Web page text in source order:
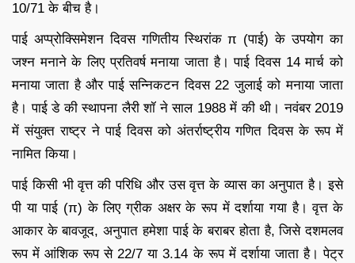
10/71 के बीच है।
पाई अप्प्रोक्सिमेशन दिवस गणितीय स्थिरांक π (पाई) के उपयोग का
जश्न मनाने के लिए प्रतिवर्ष मनाया जाता है। पाई दिवस 14 मार्च को
मनाया जाता है और पाई सन्निकटन दिवस 22 जुलाई को मनाया जाता
है। पाई डे की स्थापना लैरी शॉ ने साल 1988 में की थी। नवंबर 2019
में संयुक्त राष्ट्र ने पाई दिवस को अंतर्राष्ट्रीय गणित दिवस के रूप में
नामित किया।
पाई किसी भी वृत्त की परिधि और उस वृत्त के व्यास का अनुपात है। इसे
पी या पाई (π) के लिए ग्रीक अक्षर के रूप में दर्शाया गया है। वृत्त के
आकार के बावजूद, अनुपात हमेशा पाई के बराबर होता है, जिसे दशमलव
रूप में आंशिक रूप से 22/7 या 3.14 के रूप में दर्शाया जाता है। पेट्र